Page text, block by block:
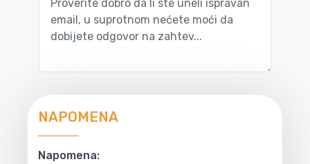
NAPOMENA
Napomena: